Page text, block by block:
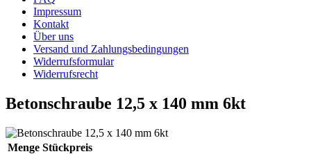
Impressum
Kontakt
Über uns
Versand und Zahlungsbedingungen
Widerrufsformular
Widerrufsrecht
Betonschraube 12,5 x 140 mm 6kt
Menge Stückpreis